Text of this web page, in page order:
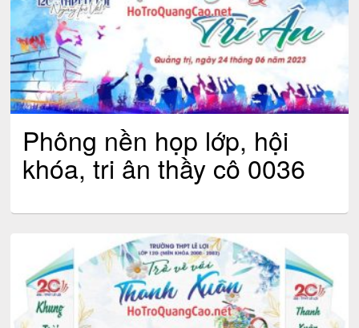
Phông nền họp lớp, hội
khóa, tri ân thầy cô 0036